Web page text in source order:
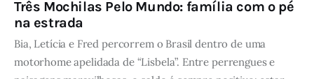
Três Mochilas Pelo Mundo: família com o pé
na estrada
Bia, Letícia e Fred percorrem o Brasil dentro de uma
motorhome apelidada de “Lisbela”. Entre perrengues e